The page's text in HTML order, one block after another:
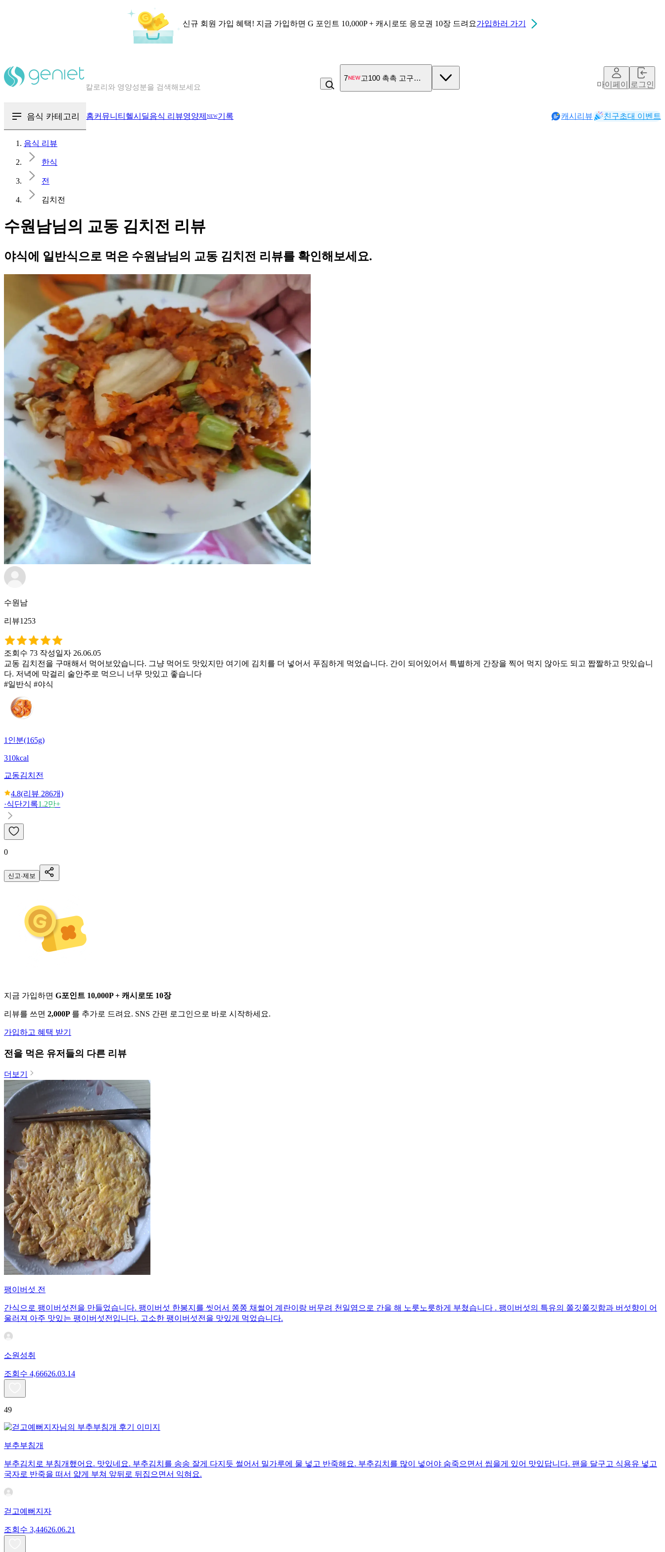
신규 회원 가입 혜택! 지금 가입하면 G 포인트 10,000P + 캐시로또 응모권 10장 드려요가입하러 가기
혈당 · 다이어트 음식 검색해보세요
7 고100 촉촉 고구마 스틱
마이페이지로그인
음식 카테고리 홈커뮤니티 헬시딜음식 리뷰영양제 NEW기록 캐시리뷰 친구초대 이벤트
음식 리뷰
한식
전
김치전
수원남님의 교동 김치전 리뷰
야식에 일반식으로 먹은 수원남님의 교동 김치전 리뷰를 확인해보세요.
수원남
리뷰1253
조회수 73 작성일자 26.06.05
교동 김치전을 구매해서 먹어보았습니다. 그냥 먹어도 맛있지만 여기에 김치를 더 넣어서 푸짐하게 먹었습니다. 간이 되어있어서 특별하게 간장을 찍어 먹지 않아도 되고 짭짤하고 맛있습니
다. 저녁에 막걸리 술안주로 먹으니 너무 맛있고 좋습니다
#일반식 #야식
1인분(165g)
310kcal
교동김치전
4.8(리뷰 286개)
·식단기록1.2만+
0
신고·제보
지금 가입하면 G포인트 10,000P + 캐시로또 10장
리뷰를 쓰면 2,000P 를 추가로 드려요. SNS 간편 로그인으로 바로 시작하세요.
가입하고 혜택 받기
전을 먹은 유저들의 다른 리뷰
더보기
팽이버섯 전
간식으로 팽이버섯전을 만들었습니다. 팽이버섯 한봉지를 씻어서 쫑쫑 채썰어 계란이랑 버무려 천일염으로 간을 해 노릇노릇하게 부쳤습니다 . 팽이버섯의 특유의 쫄깃쫄깃함과 버섯향이 어
울러져 아주 맛있는 팽이버섯전입니다. 고소한 팽이버섯전을 맛있게 먹었습니다.
소원성취
조회수 4,66626.03.14
49
부추부침개
부추김치로 부침개했어요. 맛있네요. 부추김치를 송송 잘게 다지듯 썰어서 밀가루에 물 넣고 반죽해요. 부추김치를 많이 넣어야 숨죽으면서 씹을게 있어 맛있답니다. 팬을 달구고 식용유 넣고
국자로 반죽을 떠서 얇게 부쳐 앞뒤로 뒤집으면서 익혀요.
걷고예뻐지자
조회수 3,44626.06.21